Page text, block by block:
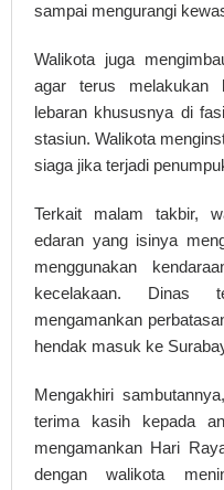
sampai mengurangi
Walikota juga
agar terus melakukan
lebaran khususnya di
stasiun. Walikota
siaga jika terjadi
Terkait malam takbir,
edaran yang isinya
menggunakan
kecelakaan. Dinas
mengamankan
hendak masuk ke
Mengakhiri
terima kasih kepada
mengamankan Hari
dengan walikota